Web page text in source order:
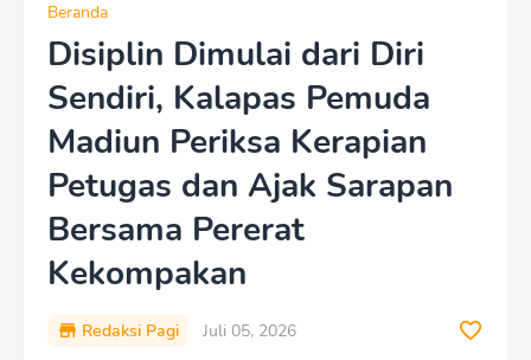
Beranda
Disiplin Dimulai dari Diri
Sendiri, Kalapas Pemuda
Madiun Periksa Kerapian
Petugas dan Ajak Sarapan
Bersama Pererat
Kekompakan
Redaksi Pagi Juli 05, 2026